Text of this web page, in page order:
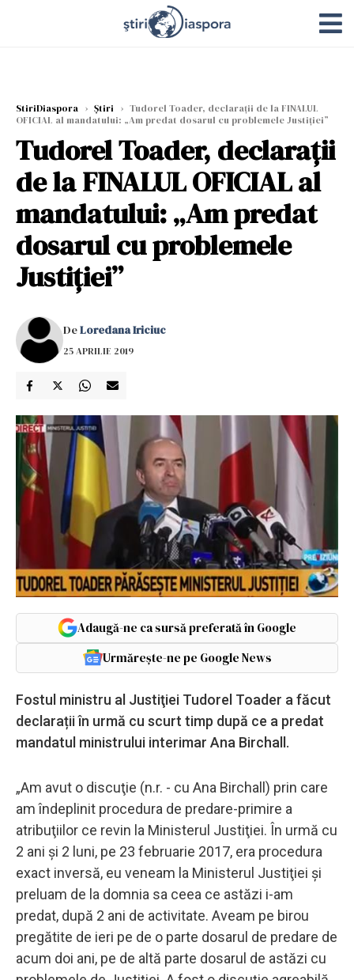
StiriDiaspora › Știri › Tudorel Toader, declarații de la FINALUL
OFICIAL al mandatului: „Am predat dosarul cu problemele Justiției”
Tudorel Toader, declarații
de la FINALUL OFICIAL al
mandatului: „Am predat
dosarul cu problemele
Justiției”
DeLoredana Iriciuc
25 APRILIE 2019
Adaugă-ne ca sursă preferată în Google
Urmărește-ne pe Google News
Fostul ministru al Justiţiei Tudorel Toader a făcut
declarații în urmă cu scurt timp după ce a predat
mandatul ministrului interimar Ana Birchall.
„Am avut o discuţie (n.r. - cu Ana Birchall) prin care
am îndeplinit procedura de predare-primire a
atribuţiilor ce revin la Ministerul Justiţiei. În urmă cu
2 ani şi 2 luni, pe 23 februarie 2017, era procedura
exact inversă, eu veneam la Ministerul Justiţiei şi
preluam de la domnia sa ceea ce astăzi i-am
predat, după 2 ani de activitate. Aveam pe birou
pregătite de ieri pe de o parte dosarul de predare de
acum doi ani, pe de altă parte dosarul de astăzi cu